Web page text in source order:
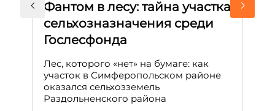
Фантом в лесу: тайна участка
сельхозназначения среди
Гослесфонда
Лес, которого «нет» на бумаге: как
участок в Симферопольском районе
оказался сельхозземель
Раздольненского района